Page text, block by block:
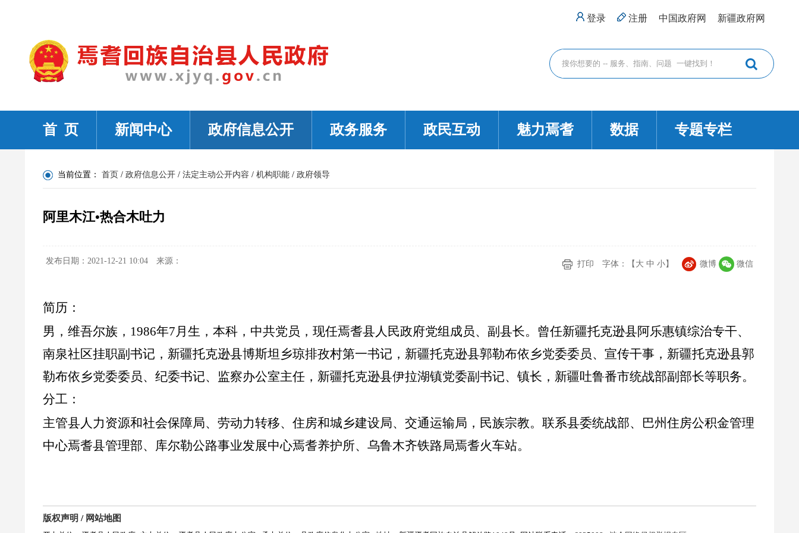
登录 注册 中国政府网 新疆政府网
首 页 新闻中心 政府信息公开 政务服务 政民互动 魅力焉耆 数据 专题专栏
当前位置： 首页 / 政府信息公开 / 法定主动公开内容 / 机构职能 / 政府领导
阿里木江•热合木吐力
发布日期：2021-12-21 10:04 来源： 打印 字体：【 大 中 小】 微博 微信
简历：
男，维吾尔族， 1986年7 月生，本科，中共党员，现任焉耆县人民政府党组成员、副县长。曾任新疆托克逊县阿乐惠镇综治专干、
南泉社区挂职副书记，新疆托克逊县博斯坦乡琼排孜村第一书记，新疆托克逊县郭勒布依乡党委委员、宣传干事，新疆托克逊县郭
勒布依乡党委委员、纪委书记、监察办公室主任，新疆托克逊县伊拉湖镇党委副书记、镇长，新疆吐鲁番市统战部副部长等职务。
分工：
主管县人力资源和社会保障局、劳动力转移、 住房和城乡建设局、交通运输局，民族宗教。联系县委统战部、巴州住房公积金管理
中心焉耆县管理部、库尔勒公路事业发展中心焉耆养护所、乌鲁木齐铁路局焉耆火车站。
版权声明 / 网站地图